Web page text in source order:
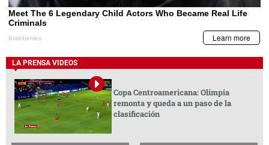
LA PRENSA VIDEOS
Copa Centroamericana: Olimpia
remonta y queda a un paso de la
clasificación